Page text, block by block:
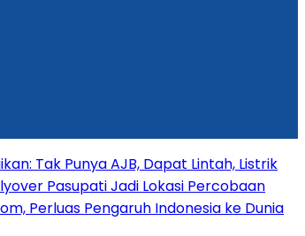
Tak Punya AJB, Dapat Lintah, Listrik
Pasupati Jadi Lokasi Percobaan
Perluas Pengaruh Indonesia ke Dunia